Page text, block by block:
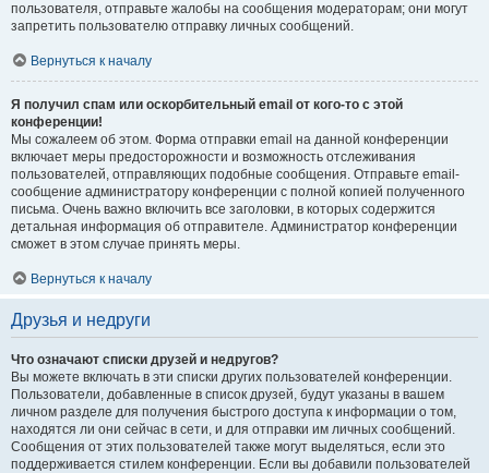
пользователя, отправьте жалобы на сообщения модераторам; они могут
запретить пользователю отправку личных сообщений.
Вернуться к началу
Я получил спам или оскорбительный email от кого-то с этой
конференции!
Мы сожалеем об этом. Форма отправки email на данной конференции
включает меры предосторожности и возможность отслеживания
пользователей, отправляющих подобные сообщения. Отправьте email-
сообщение администратору конференции с полной копией полученного
письма. Очень важно включить все заголовки, в которых содержится
детальная информация об отправителе. Администратор конференции
сможет в этом случае принять меры.
Вернуться к началу
Друзья и недруги
Что означают списки друзей и недругов?
Вы можете включать в эти списки других пользователей конференции.
Пользователи, добавленные в список друзей, будут указаны в вашем
личном разделе для получения быстрого доступа к информации о том,
находятся ли они сейчас в сети, и для отправки им личных сообщений.
Сообщения от этих пользователей также могут выделяться, если это
поддерживается стилем конференции. Если вы добавили пользователей